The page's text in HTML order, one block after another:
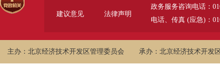
建议意见 法律声明
政务服务咨询电话：
电话、传真 (应急)：
主办：北京经济技术开发区管理委员会 承办：北京经济技术开发